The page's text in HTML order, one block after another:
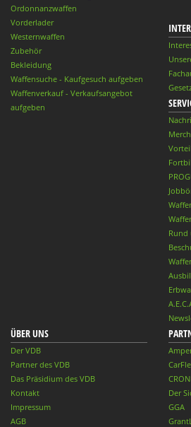
Ordonnanzwaffen
Vorderlader
Westernwaffen
Zubehör
Bekleidung
Waffensuche - Kaufgesuch aufgeben
Waffenverkauf - Verkaufsangebot
aufgeben
Rund
ÜBER UNS
Der VDB
Partner des VDB
Das Präsidium des VDB
Kontakt
Impressum
AGB
Der
GGA